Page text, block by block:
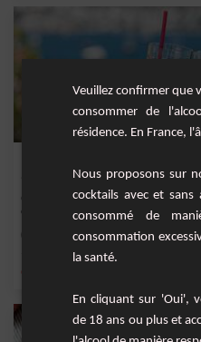
Cocktail fruité à base de gin, jus de
canne.
citron
Veuillez confirmer que
consommer de
résidence. En France,
Nous proposons sur
cocktails avec et
consommé de
consommation
la santé.
En cliquant sur 'Oui',
de 18 ans ou plus et